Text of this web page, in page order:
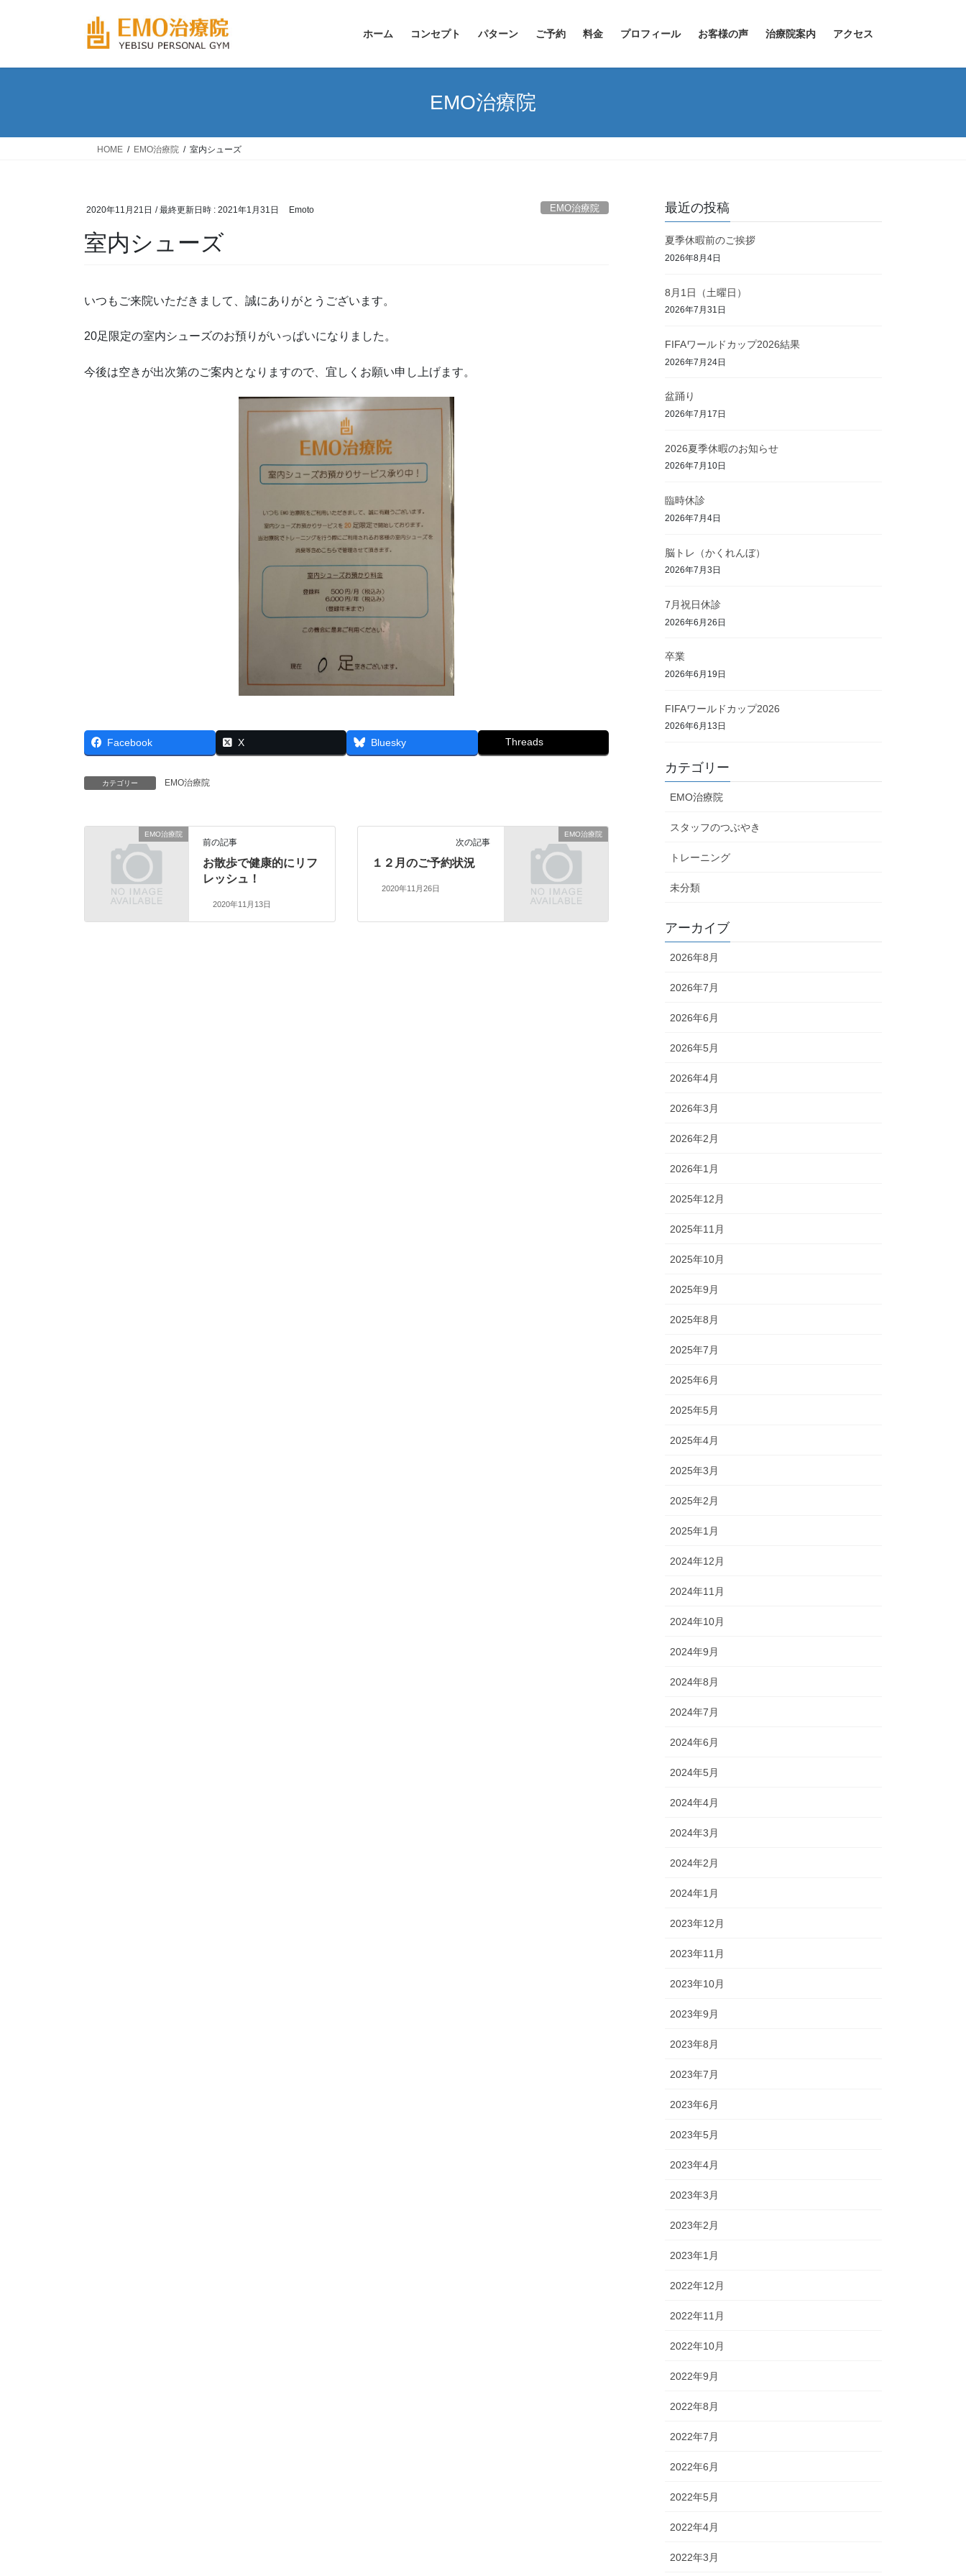
ホーム コンセプト パターン ご予約 料金 プロフィール お客様の声 治療院案内 アクセス
EMO治療院
HOME EMO治療院 室内シューズ
2020年11月21日 / 最終更新日時 : 2021年1月31日 Emoto EMO治療院
室内シューズ
いつもご来院いただきまして、誠にありがとうございます。
20足限定の室内シューズのお預りがいっぱいになりました。
今後は空きが出次第のご案内となりますので、宜しくお願い申し上げます。
Facebook X Bluesky Threads
カテゴリー EMO治療院
EMO治療院
前の記事
お散歩で健康的にリフ
レッシュ！
2020年11月13日
EMO治療院
次の記事
１２月のご予約状況
2020年11月26日
最近の投稿
夏季休暇前のご挨拶
2026年8月4日
8月1日（土曜日）
2026年7月31日
FIFAワールドカップ2026結果
2026年7月24日
盆踊り
2026年7月17日
2026夏季休暇のお知らせ
2026年7月10日
臨時休診
2026年7月4日
脳トレ（かくれんぼ）
2026年7月3日
7月祝日休診
2026年6月26日
卒業
2026年6月19日
FIFAワールドカップ2026
2026年6月13日
カテゴリー
EMO治療院
スタッフのつぶやき
トレーニング
未分類
アーカイブ
2026年8月
2026年7月
2026年6月
2026年5月
2026年4月
2026年3月
2026年2月
2026年1月
2025年12月
2025年11月
2025年10月
2025年9月
2025年8月
2025年7月
2025年6月
2025年5月
2025年4月
2025年3月
2025年2月
2025年1月
2024年12月
2024年11月
2024年10月
2024年9月
2024年8月
2024年7月
2024年6月
2024年5月
2024年4月
2024年3月
2024年2月
2024年1月
2023年12月
2023年11月
2023年10月
2023年9月
2023年8月
2023年7月
2023年6月
2023年5月
2023年4月
2023年3月
2023年2月
2023年1月
2022年12月
2022年11月
2022年10月
2022年9月
2022年8月
2022年7月
2022年6月
2022年5月
2022年4月
2022年3月